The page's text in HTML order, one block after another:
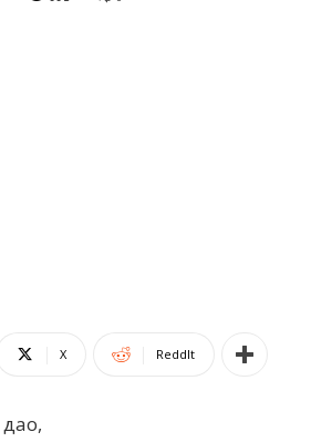
X ReddIt